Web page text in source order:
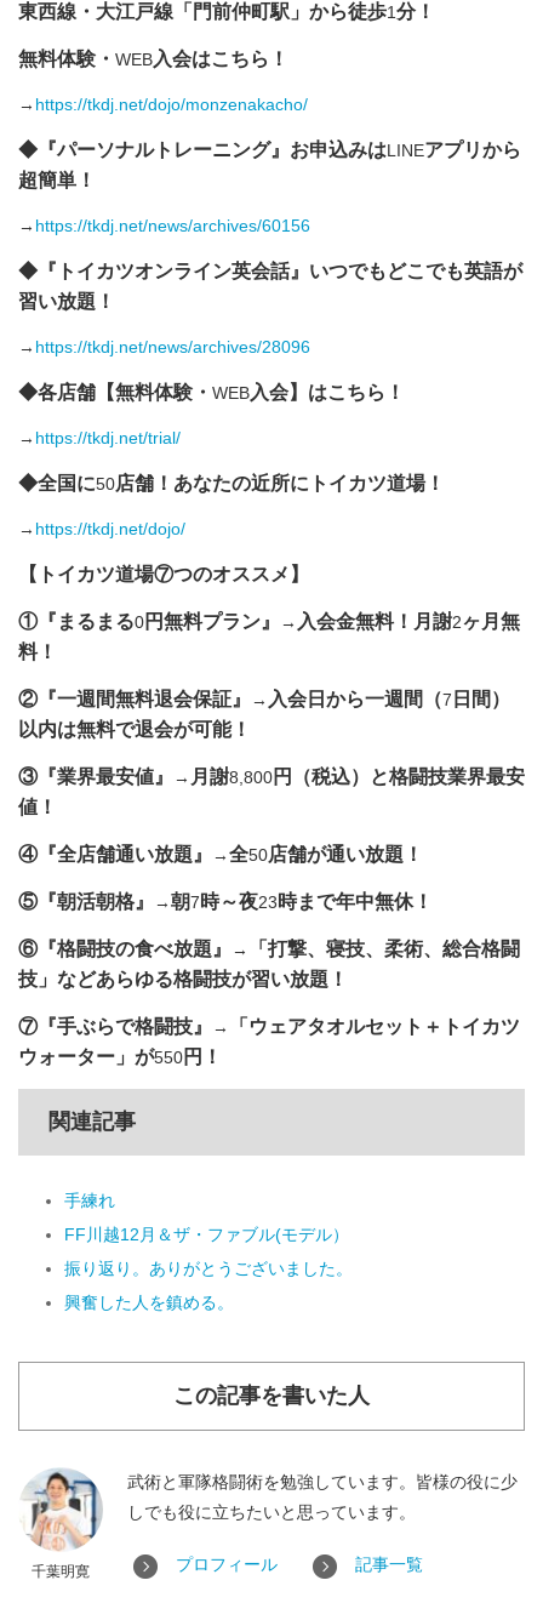
東西線・大江戸線「門前仲町駅」から徒歩1分！
無料体験・ WEB入会はこちら！
→ https://tkdj.net/dojo/monzenakacho/
◆『パーソナルトレーニング』お申込みはLINEアプリから
超簡単！
→ https://tkdj.net/news/archives/60156
◆『トイカツオンライン英会話』いつでもどこでも英語が
習い放題！
→ https://tkdj.net/news/archives/28096
◆各店舗【無料体験・ WEB入会】はこちら！
→ https://tkdj.net/trial/
◆全国に50店舗！あなたの近所にトイカツ道場！
→ https://tkdj.net/dojo/
【トイカツ道場⑦つのオススメ】
①『まるまる0円無料プラン』 → 入会金無料！月謝2ヶ月無
料！
②『一週間無料退会保証』 → 入会日から一週間（7 日間）
以内は無料で退会が可能！
③『業界最安値』 → 月謝8,800円（税込）と格闘技業界最安
値！
④『全店舗通い放題』 →全50店舗が通い放題！
⑤『朝活朝格』 →朝7時～夜23時まで年中無休！
⑥『格闘技の食べ放題』 →
「打撃、寝技、柔術、総合格闘
技」などあらゆる格闘技が習い放題！
⑦『手ぶらで格闘技』 →
「ウェアタオルセット＋トイカツ
ウォーター」が550円！
関連記事
手練れ
FF川越12月＆ザ・ファブル(モデル）
振り返り。ありがとうございました。
興奮した人を鎮める。
この記事を書いた人
千葉明寛
武術と軍隊格闘術を勉強しています。皆様の役に少
しでも役に立ちたいと思っています。
プロフィール 記事一覧